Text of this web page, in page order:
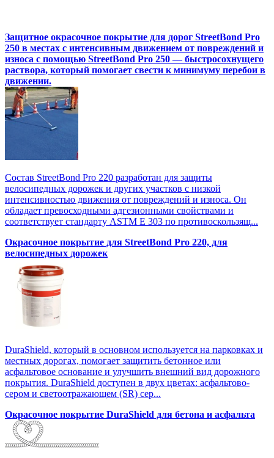
Защитное окрасочное покрытие для дорог StreetBond Pro
250 в местах с интенсивным движением от повреждений и
износа с помощью StreetBond Pro 250 — быстросохнущего
раствора, который помогает свести к минимуму перебои в
движении.
Состав StreetBond Pro 220 разработан для защиты
велосипедных дорожек и других участков с низкой
интенсивностью движения от повреждений и износа. Он
обладает превосходными адгезионными свойствами и
соответствует стандарту ASTM E 303 по противоскользящ...
Окрасочное покрытие для StreetBond Pro 220, для
велосипедных дорожек
DuraShield, который в основном используется на парковках и
местных дорогах, помогает защитить бетонное или
асфальтовое основание и улучшить внешний вид дорожного
покрытия. DuraShield доступен в двух цветах: асфальтово-
сером и светоотражающем (SR) сер...
Окрасочное покрытие DuraShield для бетона и асфальта